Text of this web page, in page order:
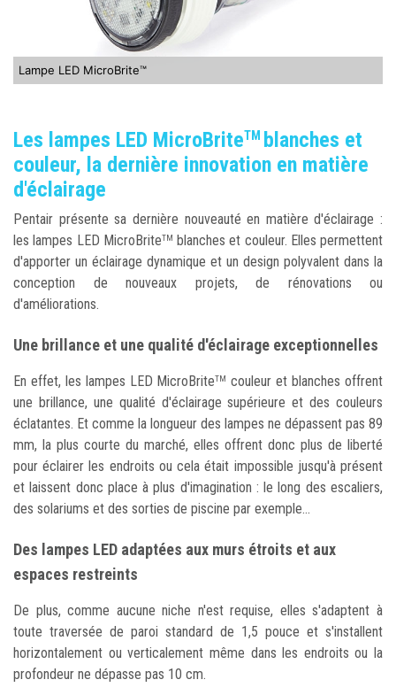
Lampe LED MicroBrite™
Les lampes LED MicroBriteTM blanches et
couleur, la dernière innovation en matière
d'éclairage
Pentair présente sa dernière nouveauté en matière d'éclairage :
les lampes LED MicroBriteTM blanches et couleur. Elles permettent
d'apporter un éclairage dynamique et un design polyvalent dans la
conception de nouveaux projets, de rénovations ou
d'améliorations.
Une brillance et une qualité d'éclairage exceptionnelles
En effet, les lampes LED MicroBriteTM couleur et blanches offrent
une brillance, une qualité d'éclairage supérieure et des couleurs
éclatantes. Et comme la longueur des lampes ne dépassent pas 89
mm, la plus courte du marché, elles offrent donc plus de liberté
pour éclairer les endroits ou cela était impossible jusqu'à présent
et laissent donc place à plus d'imagination : le long des escaliers,
des solariums et des sorties de piscine par exemple...
Des lampes LED adaptées aux murs étroits et aux
espaces restreints
De plus, comme aucune niche n'est requise, elles s'adaptent à
toute traversée de paroi standard de 1,5 pouce et s'installent
horizontalement ou verticalement même dans les endroits ou la
profondeur ne dépasse pas 10 cm.